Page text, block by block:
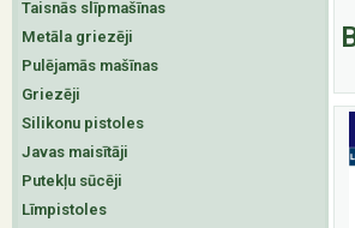
Taisnās slīpmašīnas
Metāla griezēji
Pulējamās mašīnas
Griezēji
Silikonu pistoles
Javas maisītāji
Putekļu sūcēji
Līmpistoles